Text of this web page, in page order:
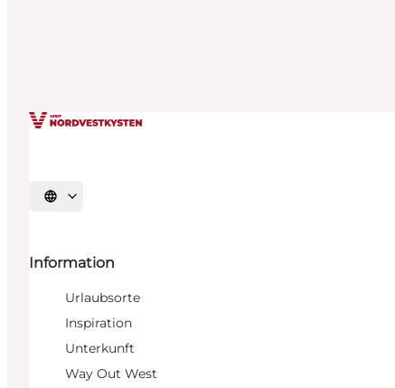
Sprache auswählen
Information
Urlaubsorte
Inspiration
Unterkunft
Way Out West